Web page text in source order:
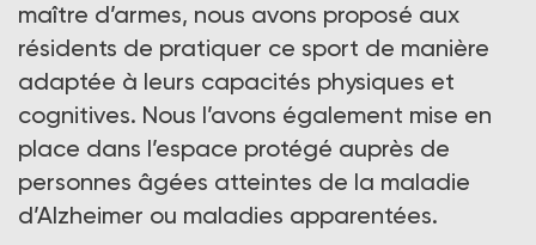
maître d’armes, nous avons proposé aux
résidents de pratiquer ce sport de manière
adaptée à leurs capacités physiques et
cognitives. Nous l’avons également mise en
place dans l’espace protégé auprès de
personnes âgées atteintes de la maladie
d’Alzheimer ou maladies apparentées.